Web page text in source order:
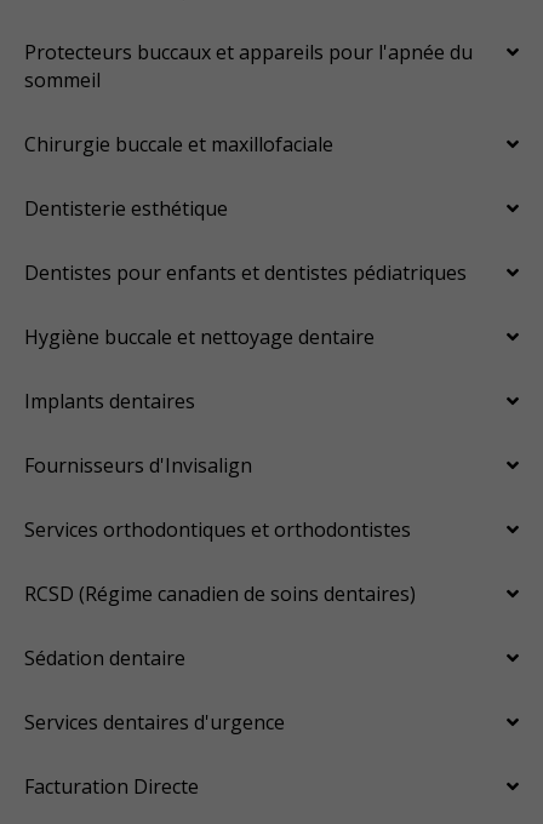
Protecteurs buccaux et appareils pour l'apnée du
sommeil
Chirurgie buccale et maxillofaciale
Dentisterie esthétique
Dentistes pour enfants et dentistes pédiatriques
Hygiène buccale et nettoyage dentaire
Implants dentaires
Fournisseurs d'Invisalign
Services orthodontiques et orthodontistes
RCSD (Régime canadien de soins dentaires)
Sédation dentaire
Services dentaires d'urgence
Facturation Directe